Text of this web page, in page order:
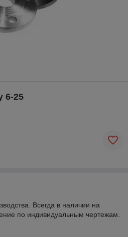
6-25
Всегда в наличии на
по индивидуальным чертежам.